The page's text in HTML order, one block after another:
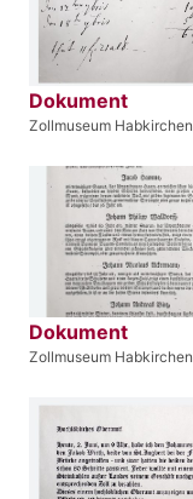
Dokument
Zollmuseum Habkirchen
Dokument
Zollmuseum Habkirchen